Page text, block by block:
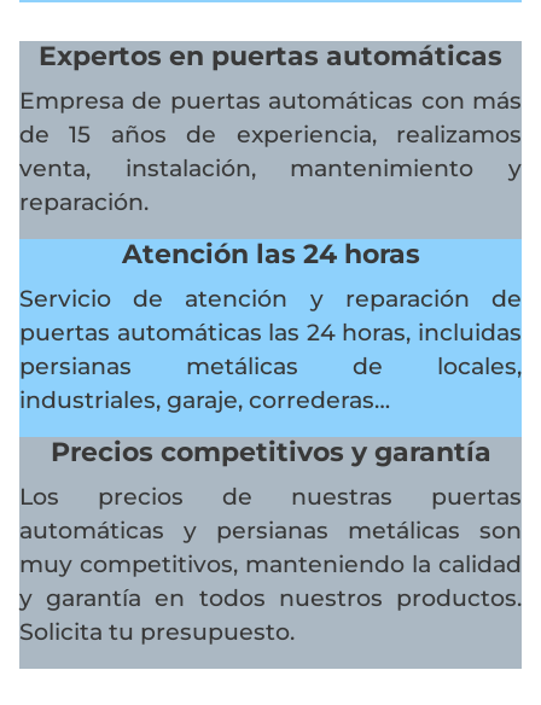
Expertos en puertas automáticas
Empresa de puertas automáticas con más
de 15 años de experiencia, realizamos
venta, instalación, mantenimiento y
reparación.
Atención las 24 horas
Servicio de atención y reparación de
puertas automáticas las 24 horas, incluidas
persianas metálicas de locales,
industriales, garaje, correderas…
Precios competitivos y garantía
Los precios de nuestras puertas
automáticas y persianas metálicas son
muy competitivos, manteniendo la calidad
y garantía en todos nuestros productos.
Solicita tu presupuesto.